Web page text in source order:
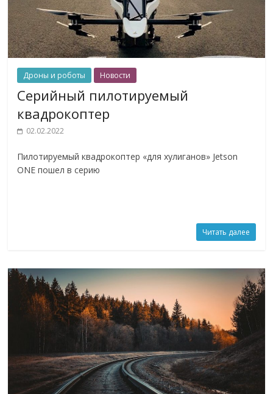
Дроны и роботы Новости
Серийный пилотируемый
квадрокоптер
02.02.2022
Пилотируемый квадрокоптер «для хулиганов» Jetson
ONE пошел в серию
Читать далее